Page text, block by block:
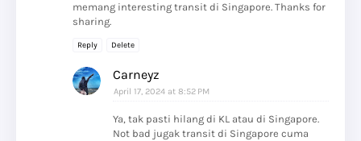
memang interesting transit di Singapore. Thanks for
sharing.
Reply Delete
Carneyz
April 17, 2024 at 8:52 PM
Ya, tak pasti hilang di KL atau di Singapore.
Not bad jugak transit di Singapore cuma